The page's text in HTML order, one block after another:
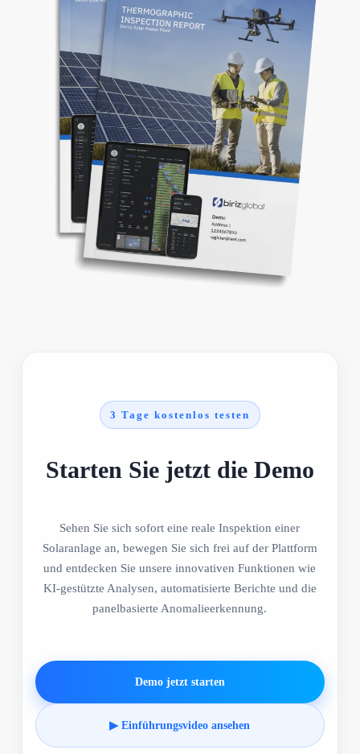
3 Tage kostenlos testen
Starten Sie jetzt die Demo
Sehen Sie sich sofort eine reale Inspektion einer
Solaranlage an, bewegen Sie sich frei auf der Plattform
und entdecken Sie unsere innovativen Funktionen wie
KI-gestützte Analysen, automatisierte Berichte und die
panelbasierte Anomalieerkennung.
Demo jetzt starten
▶ Einführungsvideo ansehen